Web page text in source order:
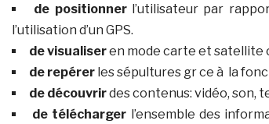
de positionnerl’utilisateur par
l’utilisation d’un GPS.
de visualiseren mode carte et satellite
de repérerles sépultures gr ce à la
de découvrirdes contenus: vidéo, son,
de télécharger l’ensemble des